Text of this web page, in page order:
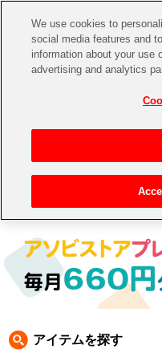
CHANNEL
ゲーム
アイドルマスターシリーズ
アイドルマスター
アイドルマスター ミリオンライ
アイドルマスター SideM
イベントグッズ
トイ・ホビー
アイドルマス
アイテムを探す
We use cookies to
social media features and
information about your use
advertising and analytics